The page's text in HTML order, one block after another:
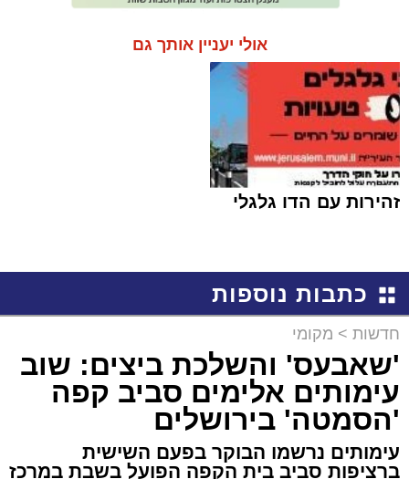
אולי יעניין אותך גם
זהירות עם הדו גלגלי
כתבות נוספות
חדשות > מקומי
'שאבעס' והשלכת ביצים: שוב
עימותים אלימים סביב קפה
'הסמטה' בירושלים
עימותים נרשמו הבוקר בפעם השישית
ברציפות סביב בית הקפה הפועל בשבת במרכז